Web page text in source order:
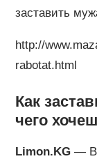
заставить
http://
rabotat.html
Как
чего
Limon.KG—